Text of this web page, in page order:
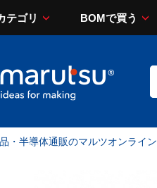
テゴリ BOMで買う
・半導体通販のマルツオンライン